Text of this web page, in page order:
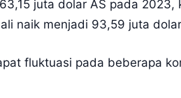
juta dolar AS pada
naik menjadi 93,59 juta
fluktuasi pada beberapa